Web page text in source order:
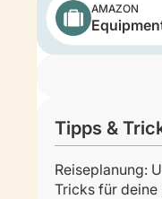
AMAZON
Tipps &
Reiseplanung:
Tricks für deine